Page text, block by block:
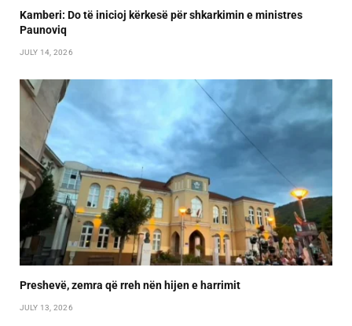
Kamberi: Do të inicioj kërkesë për shkarkimin e ministres
Paunoviq
JULY 14, 2026
Preshevë, zemra që rreh nën hijen e harrimit
JULY 13, 2026